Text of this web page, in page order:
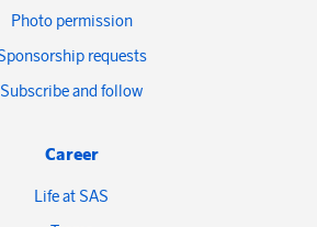
Photo permission
requests
Subscribe and follow
Career
Life at SAS